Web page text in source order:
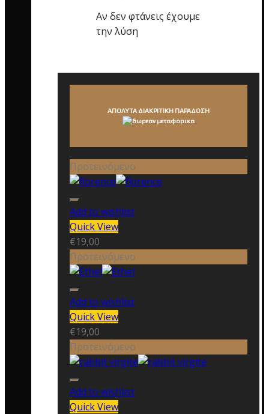
Αν δεν φτάνεις έχουμε
την λύση
ΑΠΟΛΥΤΑ ΔΙΑΚΡΙΤΙΚΗ ΠΑΡΑΔΟΣΗ
Προτεινόμενο
Add to wishlist
Quick View
€19,00
Προτεινόμενο
Add to wishlist
Quick View
€19,00
Προτεινόμενο
Add to wishlist
Quick View